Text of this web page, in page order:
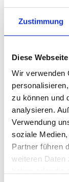
Zustimmung
Diese
Wir verwenden
zu können und
analysieren.
Verwendung
soziale
Partner führen
weiteren Daten
melden und
Kosten:
Weitere
Tel.:06062 79-
E-Mail:
ZUR
30.